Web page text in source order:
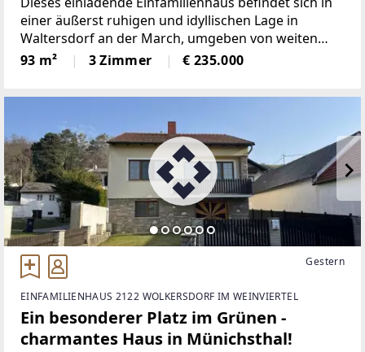
einer äußerst ruhigen und idyllischen Lage in
Waltersdorf an der March, umgeben von weiten
Grünflächen und mit einer malerischen Aussicht ins
Grüne.Hier können Sie inmitten der Natur den
93 m² 3 Zimmer € 235.000
Gestern
EINFAMILIENHAUS 2122 WOLKERSDORF IM WEINVIERTEL
Ein besonderer Platz im Grünen -
charmantes Haus in Münichsthal!